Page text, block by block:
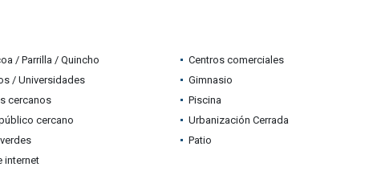
/ Parrilla / Quincho
Centros comerciales
/ Universidades
Gimnasio
cercanos
Piscina
cercano
Urbanización Cerrada
Patio
internet